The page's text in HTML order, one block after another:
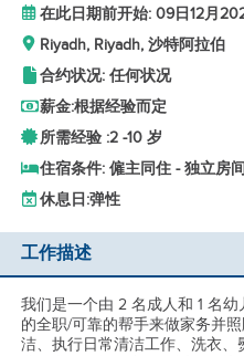
在此日期前开始: 09日12月
Riyadh, Riyadh, 沙特阿拉伯
合约状况: 任何状况
薪金:根据经验而定
所需经验 :2 -10 岁
住宿条件: 僱主同住 - 独立房间
休息日:弹性
工作描述
我们是一个由 2 名成人和 1 名
的全职/可靠的帮手来做家务并
洁、执行日常清洁工作、洗衣